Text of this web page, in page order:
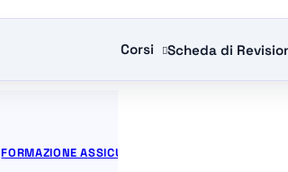
Corsi Scheda di
FORMAZIONE ASSICURATIVA